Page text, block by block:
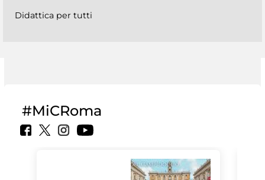
Didattica per tutti
#MiCRoma